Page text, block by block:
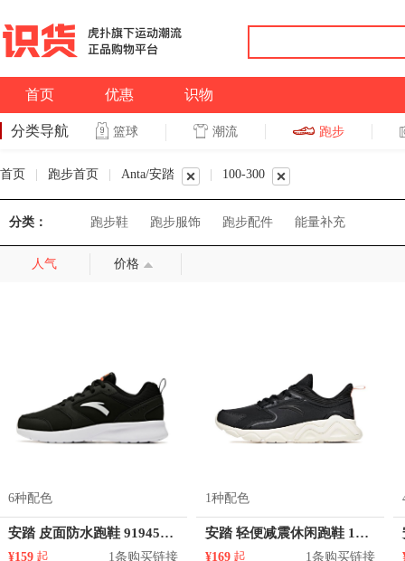
首页 优惠 识物
分类导航 篮球 潮流 跑步
首页 跑步首页 Anta/安踏 100-300
分类： 跑步鞋 跑步服饰 跑步配件 能量补充
人气 价格
6种配色
安踏 皮面防水跑鞋 91945527
¥159 起 1条购买链接
1种配色
安踏 轻便减震休闲跑鞋 122015571
¥169 起 1条购买链接